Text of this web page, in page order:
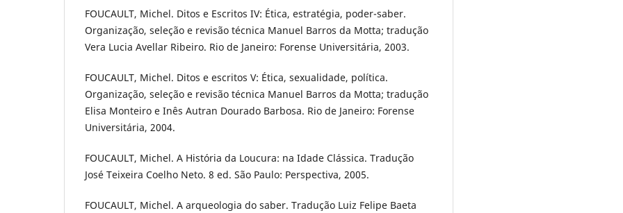
FOUCAULT, Michel. Ditos e Escritos IV: Ética, estratégia, poder-saber.
Organização, seleção e revisão técnica Manuel Barros da Motta; tradução
Vera Lucia Avellar Ribeiro. Rio de Janeiro: Forense Universitária, 2003.
FOUCAULT, Michel. Ditos e escritos V: Ética, sexualidade, política.
Organização, seleção e revisão técnica Manuel Barros da Motta; tradução
Elisa Monteiro e Inês Autran Dourado Barbosa. Rio de Janeiro: Forense
Universitária, 2004.
FOUCAULT, Michel. A História da Loucura: na Idade Clássica. Tradução
José Teixeira Coelho Neto. 8 ed. São Paulo: Perspectiva, 2005.
FOUCAULT, Michel. A arqueologia do saber. Tradução Luiz Felipe Baeta